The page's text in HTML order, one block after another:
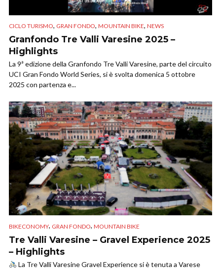
CICLO TURISMO, GRAN FONDO, MOUNTAIN BIKE, NEWS
Granfondo Tre Valli Varesine 2025 –
Highlights
La 9ª edizione della Granfondo Tre Valli Varesine, parte del circuito
UCI Gran Fondo World Series, si è svolta domenica 5 ottobre
2025 con partenza e...
BIKECONOMY, GRAN FONDO, MOUNTAIN BIKE
Tre Valli Varesine – Gravel Experience 2025
– Highlights
La Tre Valli Varesine Gravel Experience si è tenuta a Varese